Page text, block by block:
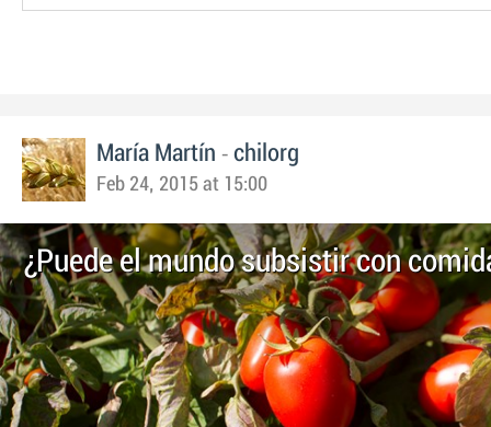
María Martín - chilorg
Feb 24, 2015 at 15:00
¿Puede el mundo subsistir con